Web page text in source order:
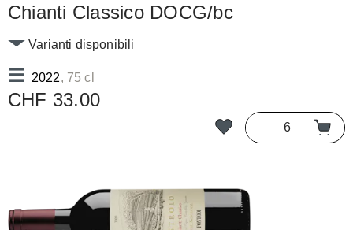
Chianti Classico DOCG/bc
2022, 75 cl
Varianti disponibili
CHF 33.00